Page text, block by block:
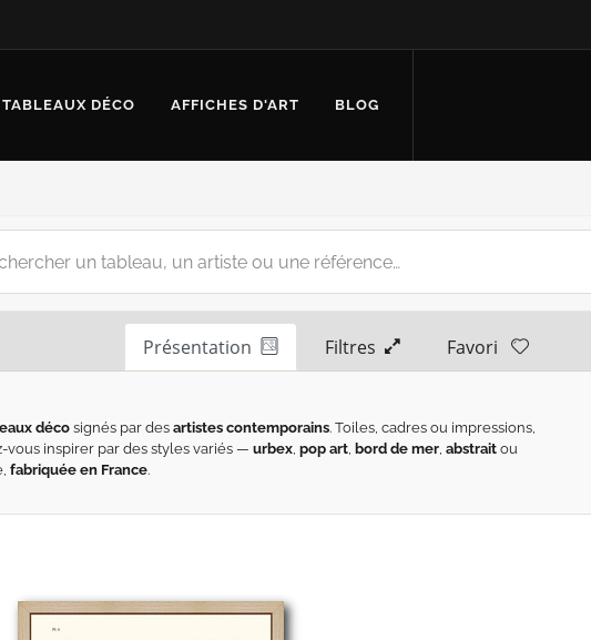
TABLEAUX DÉCO AFFICHES D'ART BLOG
Présentation Filtres Favori
décosignés par des artistes contemporains. Toiles, cadres ou impressions,
vous inspirer par des styles variés — urbex, pop art, bord de mer, abstrait ou
fabriquée en France.